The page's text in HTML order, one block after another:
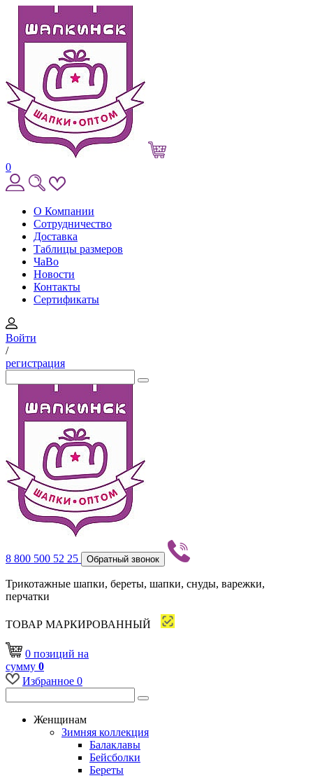
0
О Компании
Сотрудничество
Доставка
Таблицы размеров
ЧаВо
Новости
Контакты
Сертификаты
Войти
/
регистрация
8 800 500 52 25 Обратный звонок
Трикотажные шапки, береты, шапки, снуды, варежки,
перчатки
ТОВАР МАРКИРОВАННЫЙ
0 позиций на
сумму 0
Избранное 0
Женщинам
Зимняя коллекция
Балаклавы
Бейсболки
Береты